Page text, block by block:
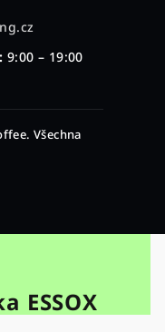
9:00 – 19:00
Všechna
ESSOX